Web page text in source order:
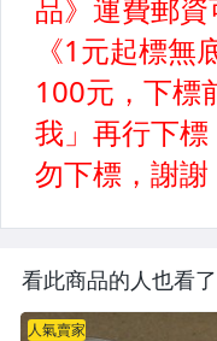
看此商品的人也看了
人氣賣家